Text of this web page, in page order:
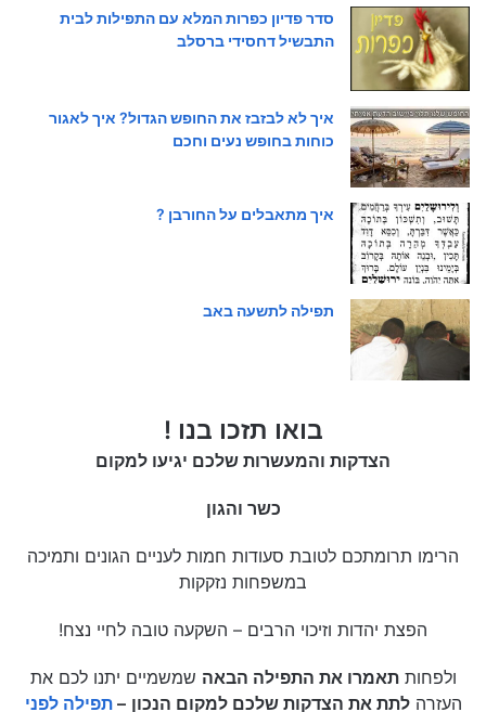
סדר פדיון כפרות המלא עם התפילות לבית
התבשיל דחסידי ברסלב
איך לא לבזבז את החופש הגדול? איך לאגור
כוחות בחופש נעים וחכם
איך מתאבלים על החורבן ?
תפילה לתשעה באב
בואו תזכו בנו !
הצדקות והמעשרות שלכם יגיעו למקום
כשר והגון
הרימו תרומתכם לטובת סעודות חמות לעניים הגונים ותמיכה
במשפחות נזקקות
הפצת יהדות וזיכוי הרבים – השקעה טובה לחיי נצח!
ולפחותתאמרו את התפילה הבאה שמשמיים יתנו לכם את
העזרהלתת את הצדקות שלכם למקום הנכון –תפילה לפני